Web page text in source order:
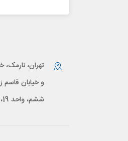
تهران، نارمک،
ششم، واحد 19، کد پستی: 1646668634